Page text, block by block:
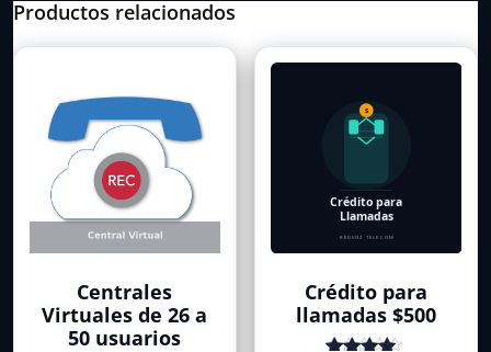
Productos relacionados
Centrales
Virtuales de 26 a
50 usuarios
Crédito para
llamadas $500